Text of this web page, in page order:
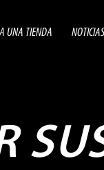
UNA TIENDA NOTICIAS